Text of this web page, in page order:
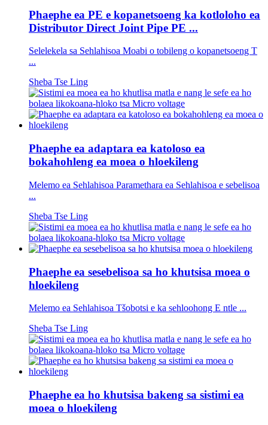
Phaephe ea PE e kopanetsoeng ka kotloloho ea
Distributor Direct Joint Pipe PE ...
Selelekela sa Sehlahisoa Moabi o tobileng o kopanetsoeng T
...
Sheba Tse Ling
Phaephe ea adaptara ea katoloso ea
bokahohleng ea moea o hloekileng
Melemo ea Sehlahisoa Paramethara ea Sehlahisoa e sebelisoa
...
Sheba Tse Ling
Phaephe ea sesebelisoa sa ho khutsisa moea o
hloekileng
Melemo ea Sehlahisoa Tšobotsi e ka sehloohong E ntle ...
Sheba Tse Ling
Phaephe ea ho khutsisa bakeng sa sistimi ea
moea o hloekileng